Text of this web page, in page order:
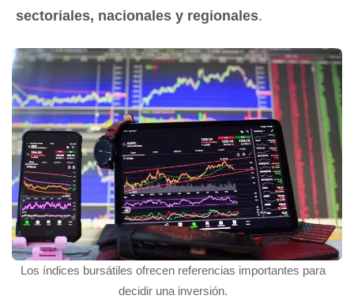
sectoriales, nacionales y regionales.
Los índices bursátiles ofrecen referencias importantes para
decidir una inversión.